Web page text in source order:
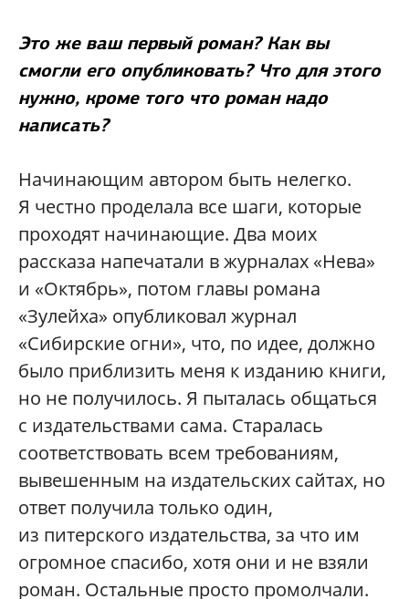
Это же ваш первый роман? Как вы
смогли его опубликовать? Что для этого
нужно, кроме того что роман надо
написать?
Начинающим автором быть нелегко.
Я честно проделала все шаги, которые
проходят начинающие. Два моих
рассказа напечатали в журналах «Нева»
и «Октябрь», потом главы романа
«Зулейха» опубликовал журнал
«Сибирские огни», что, по идее, должно
было приблизить меня к изданию книги,
но не получилось. Я пыталась общаться
с издательствами сама. Старалась
соответствовать всем требованиям,
вывешенным на издательских сайтах, но
ответ получила только один,
из питерского издательства, за что им
огромное спасибо, хотя они и не взяли
роман. Остальные просто промолчали.